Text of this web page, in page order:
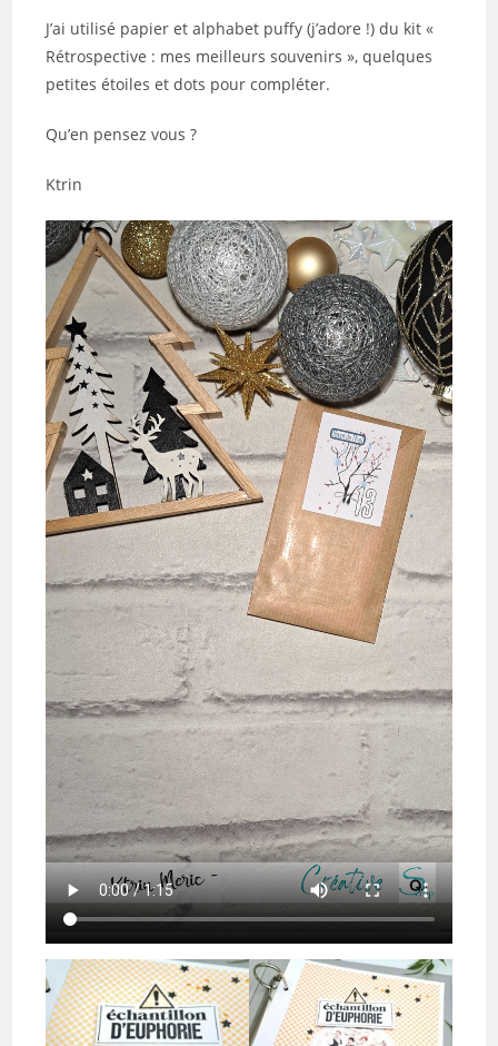
J’ai utilisé papier et alphabet puffy (j’adore !) du kit «
Rétrospective : mes meilleurs souvenirs », quelques
petites étoiles et dots pour compléter.
Qu’en pensez vous ?
Ktrin